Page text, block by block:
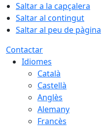
Saltar a la capçalera
Saltar al contingut
Saltar al peu de pàgina
Contactar
Idiomes
Català
Castellà
Anglès
Alemany
Francès